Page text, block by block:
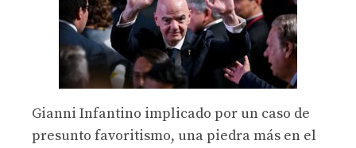
Gianni Infantino implicado por un caso de
presunto favoritismo, una piedra más en el